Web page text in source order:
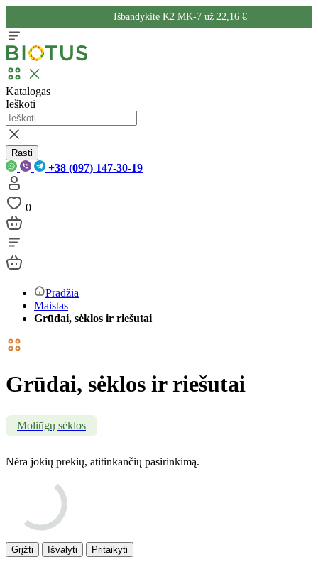
Išbandykite K2 MK-7 už 22,16 €
Katalogas
Ieškoti
Rasti
+38 (097) 147-30-19
0
Pradžia
Maistas
Grūdai, sėklos ir riešutai
Grūdai, sėklos ir riešutai
Moliūgų sėklos
Nėra jokių prekių, atitinkančių pasirinkimą.
Grįžti Išvalyti Pritaikyti